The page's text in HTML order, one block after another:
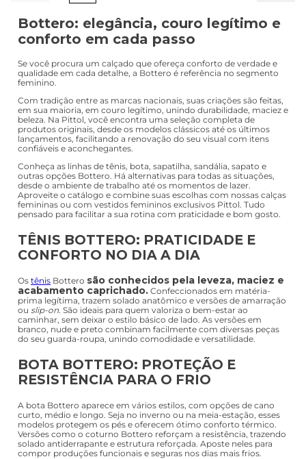
Bottero: elegância, couro legítimo e
conforto em cada passo
Se você procura um calçado que ofereça conforto de verdade e
qualidade em cada detalhe, a Bottero é referência no segmento
feminino.
Com tradição entre as marcas nacionais, suas criações são feitas,
em sua maioria, em couro legítimo, unindo durabilidade, maciez e
beleza. Na Pittol, você encontra uma seleção completa de
produtos originais, desde os modelos clássicos até os últimos
lançamentos, facilitando a renovação do seu visual com itens
confiáveis e aconchegantes.
Conheça as linhas de tênis, bota, sapatilha, sandália, sapato e
outras opções Bottero. Há alternativas para todas as situações,
desde o ambiente de trabalho até os momentos de lazer.
Aproveite o catálogo e combine suas escolhas com nossas calças
femininas ou com vestidos femininos exclusivos Pittol. Tudo
pensado para facilitar a sua rotina com praticidade e bom gosto.
TÊNIS BOTTERO: PRATICIDADE E
CONFORTO NO DIA A DIA
Os tênis Bottero são conhecidos pela leveza, maciez e
acabamento caprichado. Confeccionados em matéria-
prima legítima, trazem solado anatômico e versões de amarração
ou slip-on. São ideais para quem valoriza o bem-estar ao
caminhar, sem deixar o estilo básico de lado. As versões em
branco, nude e preto combinam facilmente com diversas peças
do seu guarda-roupa, unindo comodidade e versatilidade.
BOTA BOTTERO: PROTEÇÃO E
RESISTÊNCIA PARA O FRIO
A bota Bottero aparece em vários estilos, com opções de cano
curto, médio e longo. Seja no inverno ou na meia-estação, esses
modelos protegem os pés e oferecem ótimo conforto térmico.
Versões como o coturno Bottero reforçam a resistência, trazendo
solado antiderrapante e estrutura reforçada. Aposte neles para
compor produções funcionais e seguras nos dias mais frios.